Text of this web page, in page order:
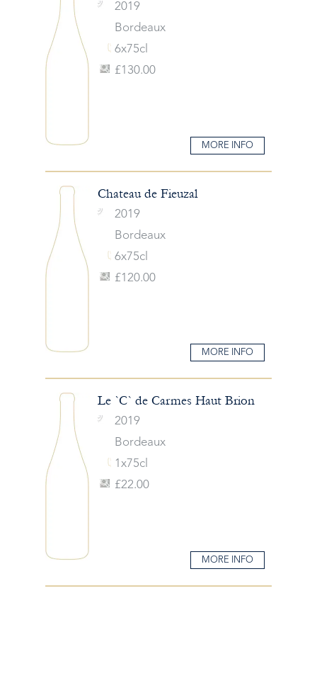
2019
Bordeaux
6x75cl
£130.00
MORE INFO
Chateau de Fieuzal
2019
Bordeaux
6x75cl
£120.00
MORE INFO
Le `C` de Carmes Haut Brion
2019
Bordeaux
1x75cl
£22.00
MORE INFO